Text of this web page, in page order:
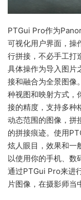
PTGui Pro作为
可视化用户界面，操
行拼接，不必手工打
具体操作为导入图片
接和融合为全景图像
种视图和映射方式，
接的精度，支持多种
动态范围的图像，拼
的拼接痕迹。使用
炫人眼目，效果和一
以使用你的手机、数
通过PTGui Pro来进
片图像，在摄影师当